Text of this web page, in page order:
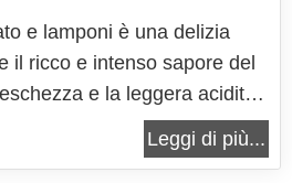
e lamponi è una delizia
il ricco e intenso sapore del
e la leggera acidità
dessert è perfetto per
speciali o per regalarsi un
Leggi di più...